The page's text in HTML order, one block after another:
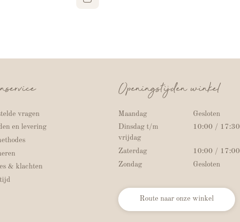
vragen
en levering
& klachten
Openingstijden winkel
Maandag
Gesloten
Dinsdag t/m
vrijdag
10:00 / 17:30
Zaterdag
10:00 / 17:00
Zondag
Gesloten
Route naar onze winkel